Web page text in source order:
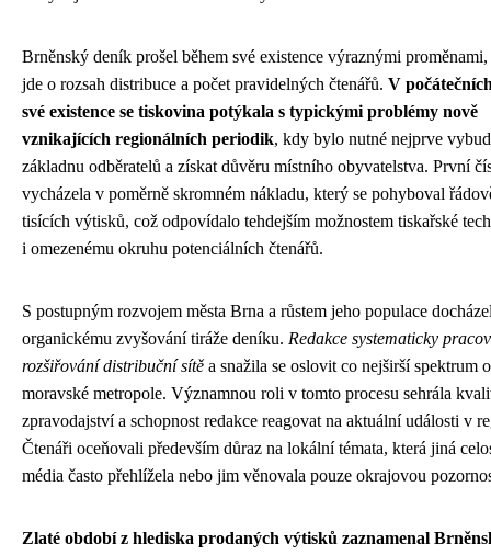
Brněnský deník prošel během své existence výraznými
jde o rozsah distribuce a počet pravidelných čtenářů. V
své existence se tiskovina potýkala s typickými problémy nově
vznikajících regionálních periodik, kdy bylo nutné nejprve
základnu odběratelů a získat důvěru místního obyvatelstva. První
vycházela v poměrně skromném nákladu, který se pohyboval
tisících výtisků, což odpovídalo tehdejším možnostem tiskařské
i omezenému okruhu potenciálních čtenářů.
S postupným rozvojem města Brna a růstem jeho populace
organickému zvyšování tiráže deníku. Redakce systematicky
rozšiřování distribuční sítě a snažila se oslovit co nejširší spektrum
moravské metropole. Významnou roli v tomto procesu sehrála
zpravodajství a schopnost redakce reagovat na aktuální události v
Čtenáři oceňovali především důraz na lokální témata, která jiná
média často přehlížela nebo jim věnovala pouze okrajovou
Zlaté období z hlediska prodaných výtisků zaznamenal